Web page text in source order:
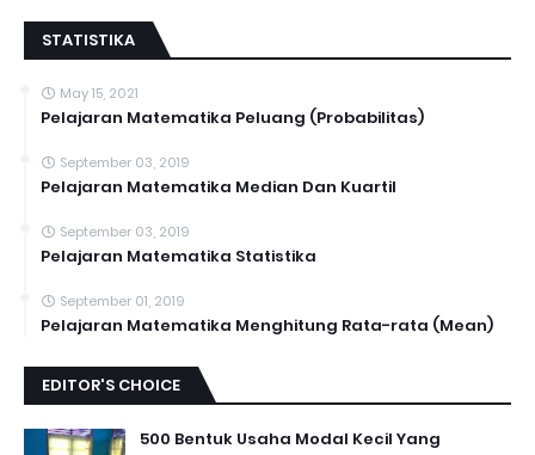
STATISTIKA
May 15, 2021
Pelajaran Matematika Peluang (Probabilitas)
September 03, 2019
Pelajaran Matematika Median Dan Kuartil
September 03, 2019
Pelajaran Matematika Statistika
September 01, 2019
Pelajaran Matematika Menghitung Rata-rata (Mean)
EDITOR'S CHOICE
500 Bentuk Usaha Modal Kecil Yang